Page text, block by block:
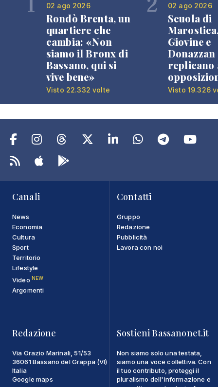
02 ago 2026
Rondò Brenta, un
quartiere che
cambia: «Non
siamo il Bronx di
Bassano, qui si
vive bene»
Visto 22.332 volte
02 ago 2026
Scuola di
Giovine e
Donazzan
replicano
Visto 19.326
Canali
News
Economia
Cultura
Sport
Territorio
Lifestyle
Video NEW
Argomenti
Contatti
Gruppo
Redazione
Pubblicità
Lavora con noi
Redazione
Via Orazio Marinali, 51/53
36061 Bassano del Grappa (VI)
Italia
Google maps
Sostieni Bassanonet.it
Non siamo solo una testata,
siamo una voce collettiva. Con
il tuo contributo, proteggi il
pluralismo dell'informazione e